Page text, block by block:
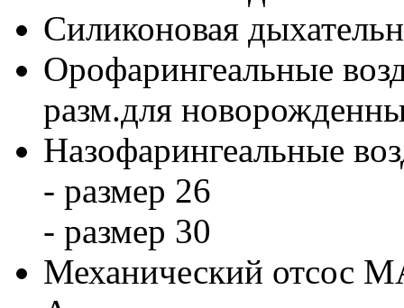
Силиконовая
Орофарингеальные
разм.для
Назофарингеальные
- размер 26
- размер 30
Механический отсос